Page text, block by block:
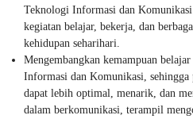
Teknologi Informasi dan
kegiatan belajar, bekerja, dan
kehidupan seharihari.
Mengembangkan kemampuan
Informasi dan Komunikasi, sehingga
dapat lebih optimal, menarik, dan
dalam berkomunikasi, terampil